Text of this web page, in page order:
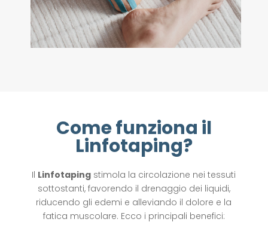
Come funziona il
Linfotaping?
Il Linfotaping stimola la circolazione nei tessuti
sottostanti, favorendo il drenaggio dei liquidi,
riducendo gli edemi e alleviando il dolore e la
fatica muscolare. Ecco i principali benefici: